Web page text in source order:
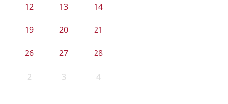
12 13 14
19 20 21
26 27 28
2 3 4